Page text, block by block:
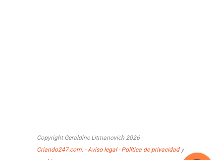
Copyright Geraldine Litmanovich 2026 -
Criando247.com. - Aviso legal - Política de privacidady